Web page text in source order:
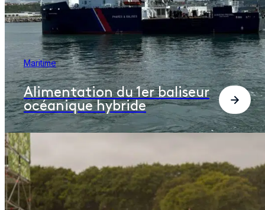
Maritime
Alimentation du 1er baliseur
océanique hybride